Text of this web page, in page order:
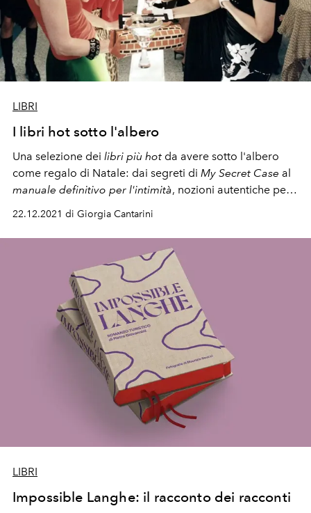
LIBRI
I libri hot sotto l'albero
Una selezione dei libri più hot da avere sotto l'albero
come regalo di Natale: dai segreti di My Secret Case al
manuale definitivo per l'intimità, nozioni autentiche per
meglio la sessualità
22.12.2021 di Giorgia Cantarini
LIBRI
Impossible Langhe: il racconto dei racconti